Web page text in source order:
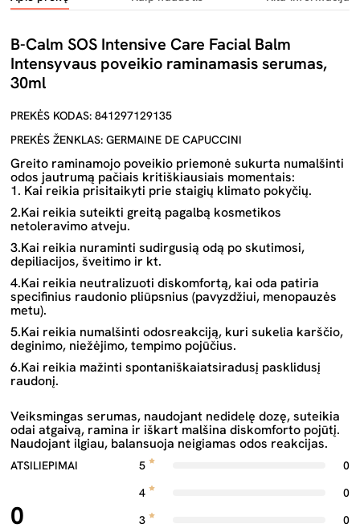
B-Calm SOS Intensive Care Facial Balm
Intensyvaus poveikio raminamasis serumas,
30ml
PREKĖS KODAS: 841297129135
PREKĖS ŽENKLAS: GERMAINE DE CAPUCCINI
Greito raminamojo poveikio priemonė sukurta numalšinti
odos jautrumą pačiais kritiškiausiais momentais:
1. Kai reikia prisitaikyti prie staigių klimato pokyčių.
2.Kai reikia suteikti greitą pagalbą kosmetikos
netoleravimo atveju.
3.Kai reikia nuraminti sudirgusią odą po skutimosi,
depiliacijos, šveitimo ir kt.
4.Kai reikia neutralizuoti diskomfortą, kai oda patiria
specifinius raudonio pliūpsnius (pavyzdžiui, menopauzės
metu).
5.Kai reikia numalšinti odosreakciją, kuri sukelia karščio,
deginimo, niežėjimo, tempimo pojūčius.
6.Kai reikia mažinti spontaniškaiatsiradusį pasklidusį
raudonį.
Veiksmingas serumas, naudojant nedidelę dozę, suteikia
odai atgaivą, ramina ir iškart malšina diskomforto pojūtį.
Naudojant ilgiau, balansuoja neigiamas odos reakcijas.
ATSILIEPIMAI
0
5
0
4
0
3
0